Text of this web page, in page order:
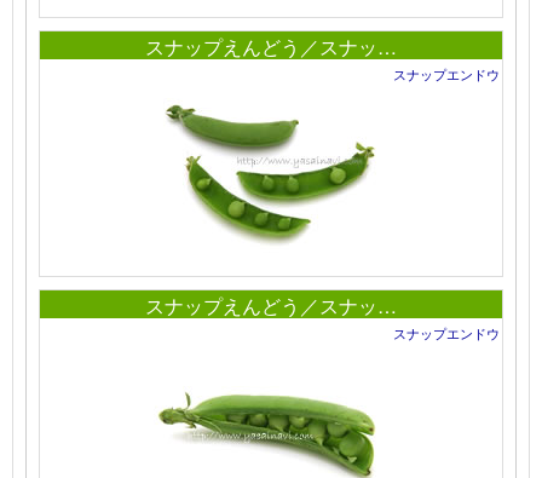
スナップえんどう／スナッ…
スナップエンドウ
スナップえんどう／スナッ…
スナップエンドウ